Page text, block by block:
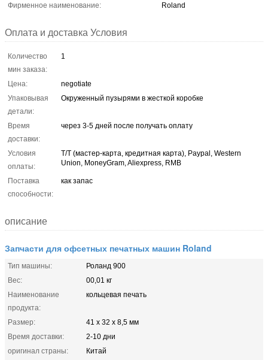
Фирменное наименование:
Roland
Оплата и доставка Условия
Количество
мин заказа:
1
Цена:
negotiate
Упаковывая
детали:
Окруженный пузырями в жесткой коробке
Время
доставки:
через 3-5 дней после получать оплату
Условия
оплаты:
T/T (мастер-карта, кредитная карта), Paypal, Western
Union, MoneyGram, Aliexpress, RMB
Поставка
способности:
как запас
описание
Запчасти для офсетных печатных машин Roland
Тип машины:
Роланд 900
Вес:
00,01 кг
Наименование
продукта:
кольцевая печать
Размер:
41 x 32 x 8,5 мм
Время доставки:
2-10 дни
оригинал страны:
Китай